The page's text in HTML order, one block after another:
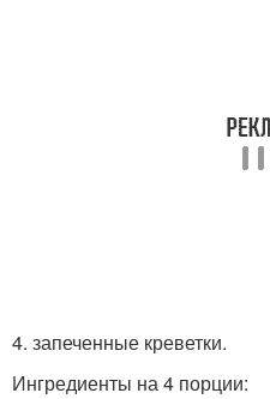
4. запеченные креветки.
Ингредиенты на 4 порции: